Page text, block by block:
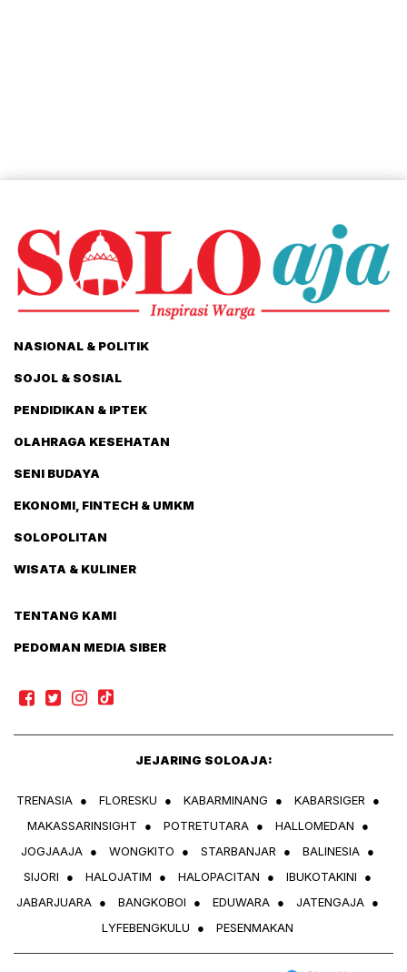
NASIONAL & POLITIK
SOJOL & SOSIAL
PENDIDIKAN & IPTEK
OLAHRAGA KESEHATAN
SENI BUDAYA
EKONOMI, FINTECH & UMKM
SOLOPOLITAN
WISATA & KULINER
TENTANG KAMI
PEDOMAN MEDIA SIBER
JEJARING SOLOAJA:
TRENASIA ● FLORESKU ● KABARMINANG ● KABARSIGER
●
MAKASSARINSIGHT
● POTRETUTARA ● HALLOMEDAN
●
JOGJAAJA ● WONGKITO ● STARBANJAR ● BALINESIA ●
SIJORI
● HALOJATIM ● HALOPACITAN ● IBUKOTAKINI
●
JABARJUARA ● BANGKOBOI ● EDUWARA ● JATENGAJA ●
LYFEBENGKULU
● PESENMAKAN